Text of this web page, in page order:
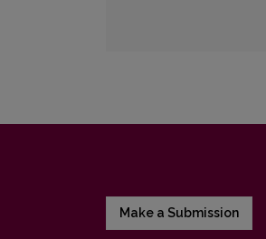
Make a Submission